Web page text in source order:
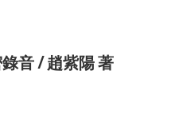
音 / 趙紫陽 著